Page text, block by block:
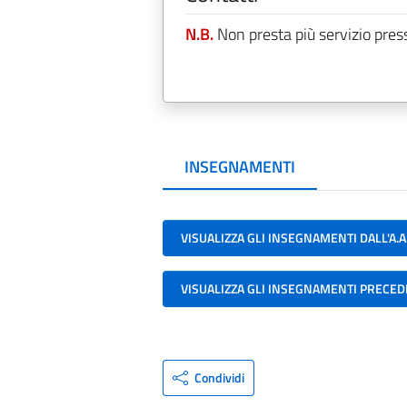
N.B.Non presta più servizio
INSEGNAMENTI
VISUALIZZA GLI INSEGNAMENTI
VISUALIZZA GLI INSEGNAMENTI
Condividi